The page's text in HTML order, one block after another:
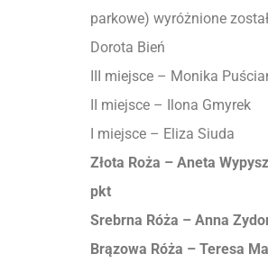
parkowe) wyróżnione
Dorota Bień
III miejsce – Monika
II miejsce – Ilona Gmyrek
I miejsce – Eliza Siuda
Złota Roża – Aneta
pkt
Srebrna Róża – Anna
Brązowa Róża – Teresa